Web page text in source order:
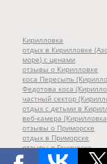
Кирилловка
отдых в Кирилловке
море) с ценами
отзывы о Кирилловке
коса Пересыпь
Федотова коса
частный сектор
отдых с детьми в
веб-камера
отзывы о Приморске
отдых в Приморске
отзывы о Геническе
отдых в Геническе